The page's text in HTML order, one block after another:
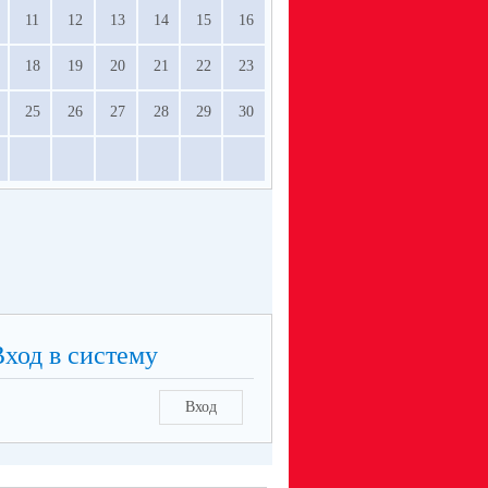
11 12 13 14 15 16
18 19 20 21 22 23
25 26 27 28 29 30
в систему
Вход